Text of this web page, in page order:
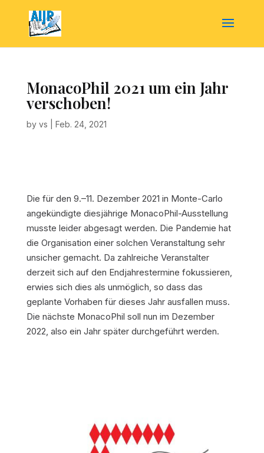
MonacoPhil 2021 um ein Jahr
verschoben!
by vs Feb. 24, 2021
Die für den 9.–11. Dezember 2021 in Monte-Carlo
angekündigte diesjährige MonacoPhil-Ausstellung
musste leider abgesagt werden. Die Pandemie hat
die Organisation einer solchen Veranstaltung sehr
unsicher gemacht. Da zahlreiche Veranstalter
derzeit sich auf den Endjahrestermine fokussieren,
erwies sich dies als unmöglich, so dass das
geplante Vorhaben für dieses Jahr ausfallen muss.
Die nächste MonacoPhil soll nun im Dezember
2022, also ein Jahr später durchgeführt werden.